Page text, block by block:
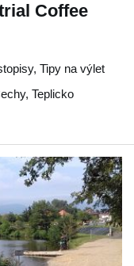
Coffee
Tipy na výlet
, Teplicko